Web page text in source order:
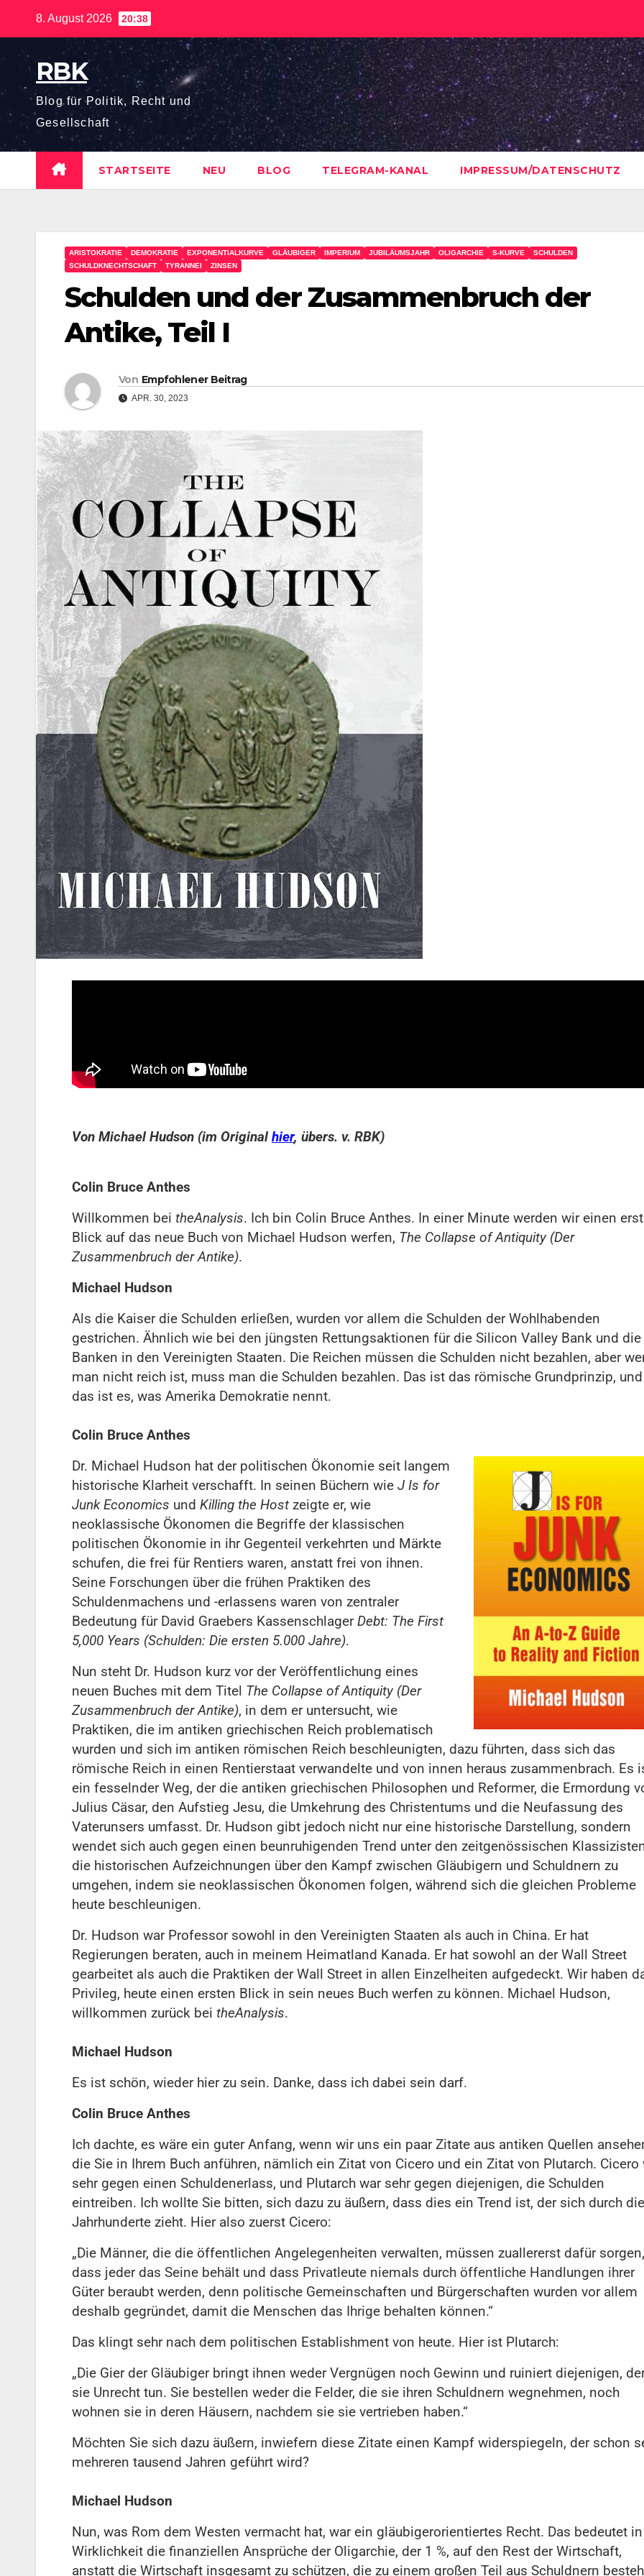
8. August 2026 20:38
RBK
Blog für Politik, Recht und
Gesellschaft
STARTSEITE NEU BLOG TELEGRAM-KANAL IMPRESSUM/DATENSCHUTZ
ARISTOKRATIE DEMOKRATIE EXPONENTIALKURVE GLÄUBIGER IMPERIUM JUBILÄUMSJAHR OLIGARCHIE S-KURVE
SCHULDEN
SCHULDKNECHTSCHAFT
TYRANNEI ZINSEN
Schulden und der Zusammenbruch der
Antike, Teil I
Von Empfohlener Beitrag
APR. 30, 2023
Von Michael Hudson (im Originalhier, übers. v. RBK)
Colin Bruce Anthes
Willkommen bei theAnalysis. Ich bin Colin Bruce Anthes. In einer Minute werden wir einen
Blick auf das neue Buch von Michael Hudson werfen, The Collapse of Antiquity (Der
Zusammenbruch der Antike).
Michael Hudson
Als die Kaiser die Schulden erließen, wurden vor allem die Schulden der Wohlhabenden
gestrichen. Ähnlich wie bei den jüngsten Rettungsaktionen für die Silicon Valley Bank und die
Banken in den Vereinigten Staaten. Die Reichen müssen die Schulden nicht bezahlen, aber
man nicht reich ist, muss man die Schulden bezahlen. Das ist das römische Grundprinzip, und
das ist es, was Amerika Demokratie nennt.
Colin Bruce Anthes
Dr. Michael Hudson hat der politischen Ökonomie seit langem
historische Klarheit verschafft. In seinen Büchern wie J Is for
Junk Economics und Killing the Host zeigte er, wie
neoklassische Ökonomen die Begriffe der klassischen
politischen Ökonomie in ihr Gegenteil verkehrten und Märkte
schufen, die frei für Rentiers waren, anstatt frei von ihnen.
Seine Forschungen über die frühen Praktiken des
Schuldenmachens und -erlassens waren von zentraler
Bedeutung für David Graebers KassenschlagerDebt: The First
5,000 Years (Schulden: Die ersten 5.000 Jahre).
Nun steht Dr. Hudson kurz vor der Veröffentlichung eines
neuen Buches mit dem Titel The Collapse of Antiquity (Der
Zusammenbruch der Antike), in dem er untersucht, wie
Praktiken, die im antiken griechischen Reich problematisch
wurden und sich im antiken römischen Reich beschleunigten, dazu führten, dass sich das
römische Reich in einen Rentierstaat verwandelte und von innen heraus zusammenbrach. Es
ein fesselnder Weg, der die antiken griechischen Philosophen und Reformer, die Ermordung
Julius Cäsar, den Aufstieg Jesu, die Umkehrung des Christentums und die Neufassung des
Vaterunsers umfasst. Dr. Hudson gibt jedoch nicht nur eine historische Darstellung, sondern
wendet sich auch gegen einen beunruhigenden Trend unter den zeitgenössischen
die historischen Aufzeichnungen über den Kampf zwischen Gläubigern und Schuldnern zu
umgehen, indem sie neoklassischen Ökonomen folgen, während sich die gleichen Probleme
heute beschleunigen.
Dr. Hudson war Professor sowohl in den Vereinigten Staaten als auch in China. Er hat
Regierungen beraten, auch in meinem Heimatland Kanada. Er hat sowohl an der Wall Street
gearbeitet als auch die Praktiken der Wall Street in allen Einzelheiten aufgedeckt. Wir haben
Privileg, heute einen ersten Blick in sein neues Buch werfen zu können. Michael Hudson,
willkommen zurück bei theAnalysis.
Michael Hudson
Es ist schön, wieder hier zu sein. Danke, dass ich dabei sein darf.
Colin Bruce Anthes
Ich dachte, es wäre ein guter Anfang, wenn wir uns ein paar Zitate aus antiken Quellen
die Sie in Ihrem Buch anführen, nämlich ein Zitat von Cicero und ein Zitat von Plutarch. Cicero
sehr gegen einen Schuldenerlass, und Plutarch war sehr gegen diejenigen, die Schulden
eintreiben. Ich wollte Sie bitten, sich dazu zu äußern, dass dies ein Trend ist, der sich durch die
Jahrhunderte zieht. Hier also zuerst Cicero:
„Die Männer, die die öffentlichen Angelegenheiten verwalten, müssen zuallererst dafür sorgen,
dass jeder das Seine behält und dass Privatleute niemals durch öffentliche Handlungen ihrer
Güter beraubt werden, denn politische Gemeinschaften und Bürgerschaften wurden vor allem
deshalb gegründet, damit die Menschen das Ihrige behalten können.“
Das klingt sehr nach dem politischen Establishment von heute. Hier ist Plutarch:
„Die Gier der Gläubiger bringt ihnen weder Vergnügen noch Gewinn und ruiniert diejenigen,
sie Unrecht tun. Sie bestellen weder die Felder, die sie ihren Schuldnern wegnehmen, noch
wohnen sie in deren Häusern, nachdem sie sie vertrieben haben.“
Möchten Sie sich dazu äußern, inwiefern diese Zitate einen Kampf widerspiegeln, der schon
mehreren tausend Jahren geführt wird?
Michael Hudson
Nun, was Rom dem Westen vermacht hat, war ein gläubigerorientiertes Recht. Das bedeutet in
Wirklichkeit die finanziellen Ansprüche der Oligarchie, der 1 %, auf den Rest der Wirtschaft,
anstatt die Wirtschaft insgesamt zu schützen, die zu einem großen Teil aus Schuldnern
IRAN ISRAEL
NATO
TÜRKEI
USA
WELTORDNUNGSKRIEG
Den Großen
Krieg
verhindern
30. JULI 2026
EMPFOHLENER BEITRAG